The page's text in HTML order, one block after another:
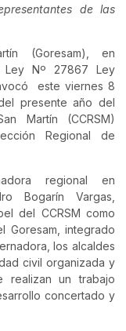
de las
(Goresam), en
Ley Nº 27867 Ley
este viernes 8
presente año del
Martín (CCRSM)
Regional de
regional en
Bogarín Vargas,
del CCRSM como
Goresam, integrado
los alcaldes
civil organizada y
realizan un trabajo
concertado y